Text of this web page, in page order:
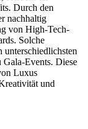
Durch den
nachhaltig
von High-Tech-
Solche
unterschiedlichsten
Events. Diese
Luxus
und